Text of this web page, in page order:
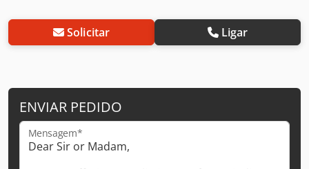
Solicitar Ligar
ENVIAR PEDIDO
Mensagem*